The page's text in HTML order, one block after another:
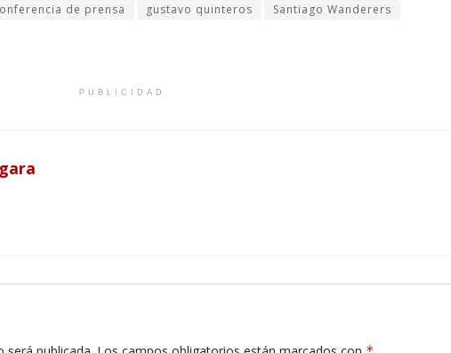
de prensa gustavo quinteros
Santiago Wanderers
PUBLICIDAD